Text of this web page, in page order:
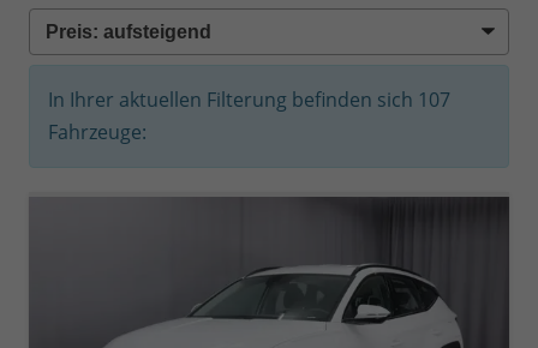
In Ihrer aktuellen Filterung befinden sich 107
Fahrzeuge: